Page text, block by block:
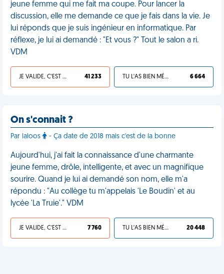
jeune femme qui me fait ma coupe. Pour lancer la
discussion, elle me demande ce que je fais dans la vie. Je
lui réponds que je suis ingénieur en informatique. Par
réflexe, je lui ai demandé : "Et vous ?" Tout le salon a ri.
VDM
JE VALIDE, C'EST UNE VDM 41 233 TU L'AS BIEN MÉRITÉ 6 664
On s'connait ?
Par laloos - Ça date de 2018 mais c'est de la bonne
Aujourd'hui, j'ai fait la connaissance d'une charmante
jeune femme, drôle, intelligente, et avec un magnifique
sourire. Quand je lui ai demandé son nom, elle m'a
répondu : "Au collège tu m'appelais 'Le Boudin' et au
lycée 'La Truie'." VDM
JE VALIDE, C'EST UNE VDM 7 760 TU L'AS BIEN MÉRITÉ 20 448